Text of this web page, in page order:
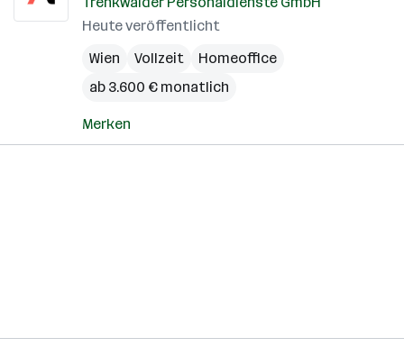
Heute veröffentlicht
Wien
Vollzeit
Homeoffice
ab 3.600 € monatlich
Merken